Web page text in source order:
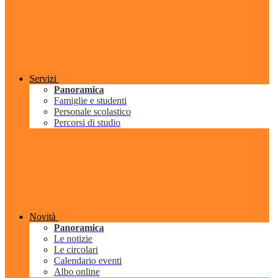
Servizi
Panoramica
Famiglie e studenti
Personale scolastico
Percorsi di studio
Novità
Panoramica
Le notizie
Le circolari
Calendario eventi
Albo online